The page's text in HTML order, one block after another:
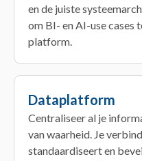
en de juiste
om BI- en AI-use cases
platform.
Dataplatform
Centraliseer al je
van waarheid. Je
standaardiseert en